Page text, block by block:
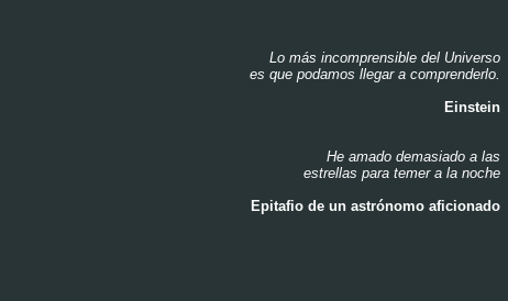
Lo más incomprensible del Universo
es que podamos llegar a comprenderlo.
Einstein
He amado demasiado a las
estrellas para temer a la noche
Epitafio de un astrónomo aficionado